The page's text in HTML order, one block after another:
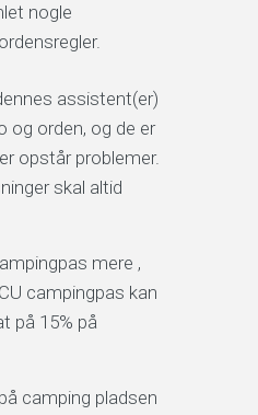
nogle
assistent(er)
og orden, og de er
opstår problemer.
skal altid
mere ,
campingpas kan
på 15% på
camping pladsen